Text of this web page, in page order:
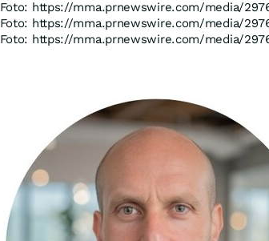
Foto: https://mma.prnewswire.com/media/
Foto: https://mma.prnewswire.com/media/
Foto: https://mma.prnewswire.com/media/